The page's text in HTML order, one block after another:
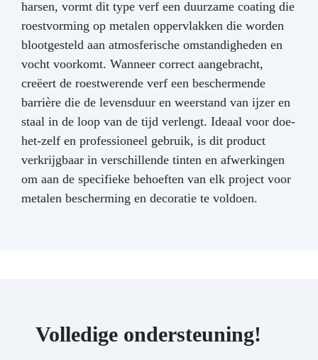
harsen, vormt dit type verf een duurzame coating die
roestvorming op metalen oppervlakken die worden
blootgesteld aan atmosferische omstandigheden en
vocht voorkomt. Wanneer correct aangebracht,
creëert de roestwerende verf een beschermende
barrière die de levensduur en weerstand van ijzer en
staal in de loop van de tijd verlengt. Ideaal voor doe-
het-zelf en professioneel gebruik, is dit product
verkrijgbaar in verschillende tinten en afwerkingen
om aan de specifieke behoeften van elk project voor
metalen bescherming en decoratie te voldoen.
Volledige ondersteuning!